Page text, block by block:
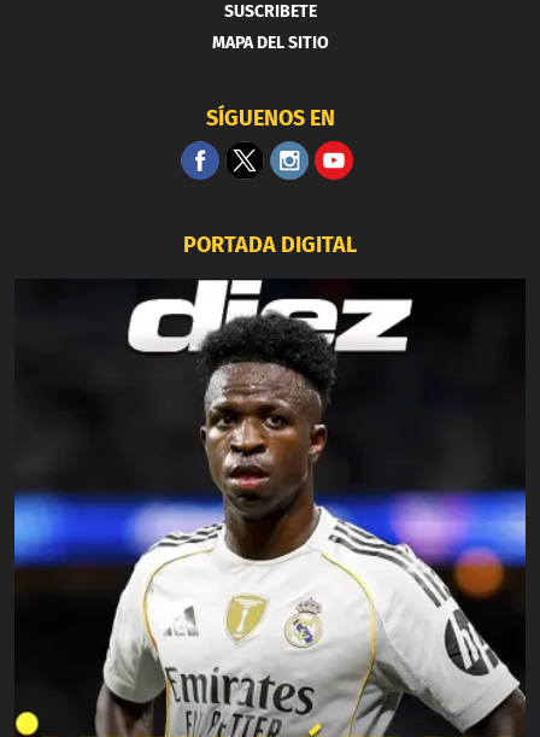
SUSCRIBETE
MAPA DEL SITIO
SÍGUENOS EN
PORTADA DIGITAL